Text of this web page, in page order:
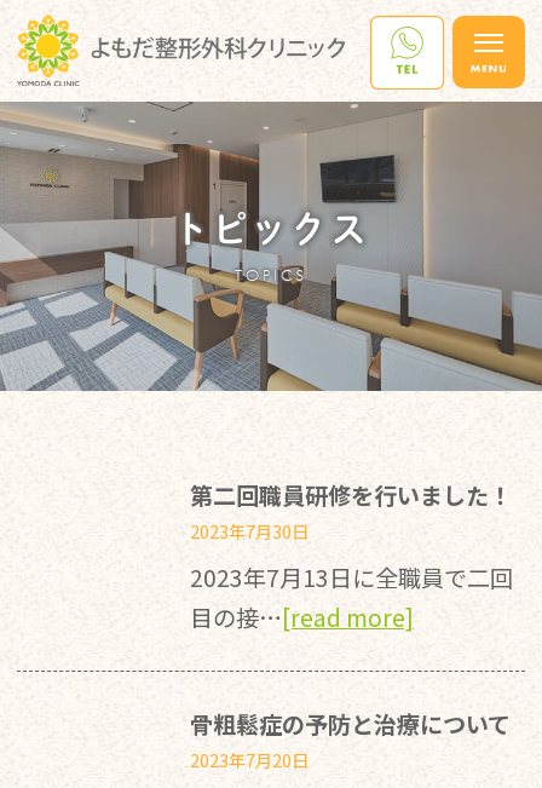
トピックス
TOPICS
第二回職員研修を行いました！
2023年7月30日
2023年7月13日に全職員で二回
目の接…[read more]
骨粗鬆症の予防と治療について
2023年7月20日